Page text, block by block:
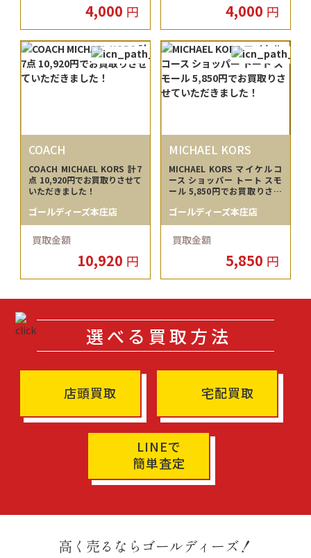
4,000 円 4,000 円
COACH
COACH MICHAEL KORS 計7
点 10,920円でお買取りさせて
いただきました！
ゴールディーズ本庄店
買取金額
10,920 円
MICHAEL KORS
MICHAEL KORS マイケルコ
ース ショッパー トート スモ
ール 5,850円でお買取りさせ
ゴールディーズ本庄店
買取金額
5,850 円
選べる買取方法
店頭買取 宅配買取
LINEで
簡単査定
高く売るならゴールディーズ！